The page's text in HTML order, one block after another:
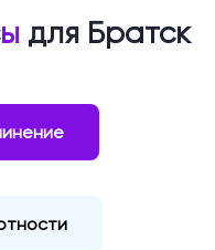
ыдля Братск